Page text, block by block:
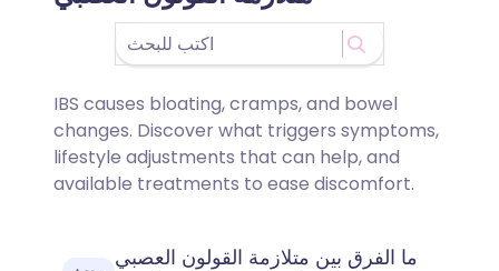
IBS causes bloating, cramps, and bowel
changes. Discover what triggers symptoms,
lifestyle adjustments that can help, and
available treatments to ease discomfort.
ما الفرق بين متلازمة القولون العصبي